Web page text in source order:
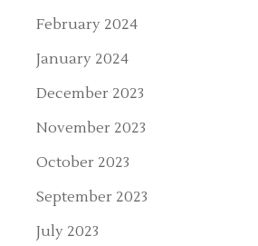
February 2024
January 2024
December 2023
November 2023
October 2023
September 2023
July 2023